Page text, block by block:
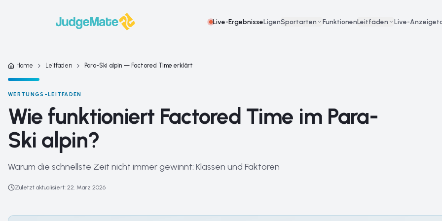
Live-ErgebnisseLigenSportarten FunktionenLeitfäden Live-
Home Leitfäden Para-Ski alpin — Factored Time erklärt
WERTUNGS-LEITFADEN
Wie funktioniert Factored Time im Para-
Ski alpin?
Warum die schnellste Zeit nicht immer gewinnt: Klassen und Faktoren
Zuletzt aktualisiert: 22. März 2026